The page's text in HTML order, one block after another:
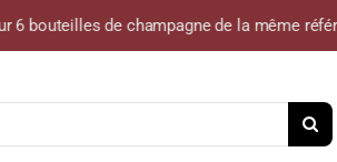
de champagne de la même